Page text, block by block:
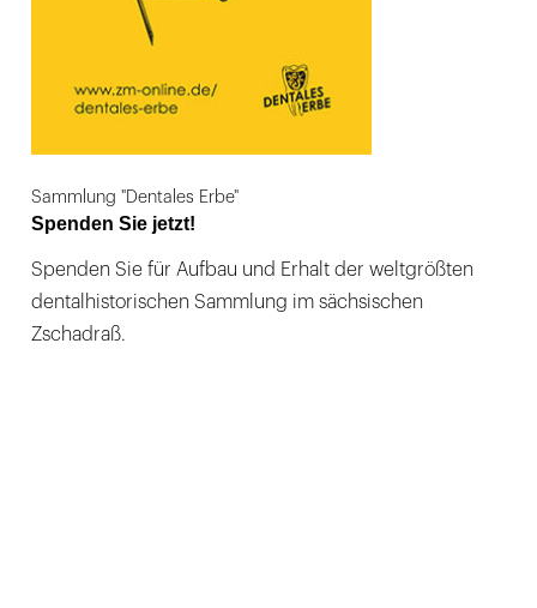
Sammlung "Dentales Erbe"
Spenden Sie jetzt!
Spenden Sie für Aufbau und Erhalt der weltgrößten
dentalhistorischen Sammlung im sächsischen
Zschadraß.